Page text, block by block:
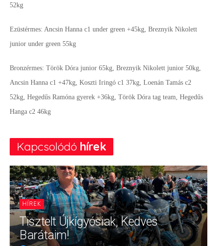
52kg
Ezüstérmes: Ancsin Hanna c1 under green +45kg, Breznyik Nikolett
junior under green 55kg
Bronzérmes: Török Dóra junior 65kg, Breznyik Nikolett junior 50kg,
Ancsin Hanna c1 +47kg, Koszti Iringó c1 37kg, Loenán Tamás c2
52kg, Hegedűs Ramóna gyerek +36kg, Török Dóra tag team, Hegedűs
Hanga c2 46kg
Kapcsolódó hírek
HÍREK
Tisztelt Újkígyósiak, Kedves
Barátaim!